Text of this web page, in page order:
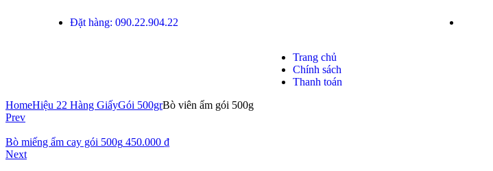
Đặt hàng: 090.22.904.22
Trang chủ
Chính sách
Thanh toán
HomeHiệu 22 Hàng GiấyGói 500grBò viên ẩm gói 500g
Prev
Bò miếng ẩm cay gói 500g 450.000 ₫
Next